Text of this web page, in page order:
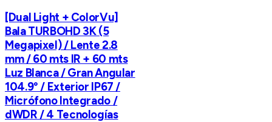
[Dual Light + ColorVu]
Bala TURBOHD 3K (5
Megapixel) / Lente 2.8
mm / 60 mts IR + 60 mts
Luz Blanca / Gran Angular
104.9° / Exterior IP67 /
Micrófono Integrado /
dWDR / 4 Tecnologías